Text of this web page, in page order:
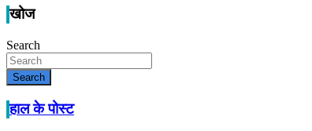
खोज
Search
Search
हाल के पोस्ट